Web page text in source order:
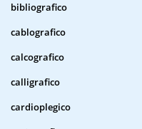
bibliografico
cablografico
calcografico
calligrafico
cardioplegico